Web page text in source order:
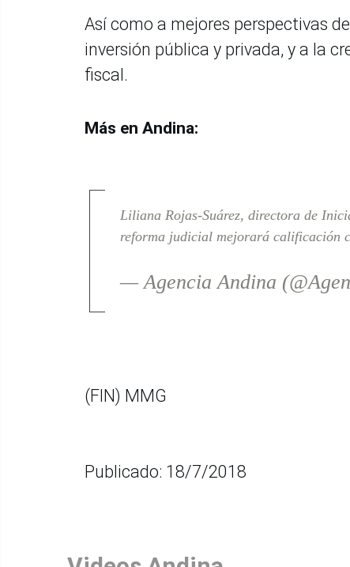
Así como a mejores perspectivas
inversión pública y privada, y a la
fiscal.
Más en Andina:
Liliana Rojas-Suárez, directora de
reforma judicial mejorará calificación
— Agencia Andina
(FIN) MMG
Publicado: 18/7/2018